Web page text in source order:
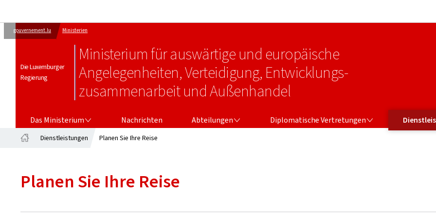
gouvernement.lu Ministerien
Die Luxemburger
Regierung
Ministerium für auswärtige und europäische
Angelegenheiten, Verteidigung, Entwicklungs-
zusammenarbeit und Außenhandel
Das Ministerium Nachrichten Abteilungen Diplomatische Vertretungen
Dienstleistungen Planen Sie Ihre Reise
Planen Sie Ihre Reise